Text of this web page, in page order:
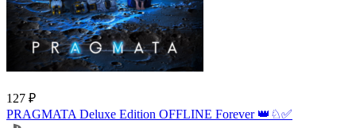
127 ₽
PRAGMATA Deluxe Edition OFFLINE Forever 👑♘✅